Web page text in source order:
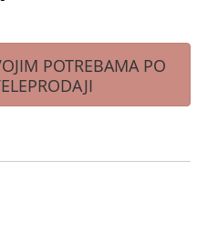
POTREBAMA PO